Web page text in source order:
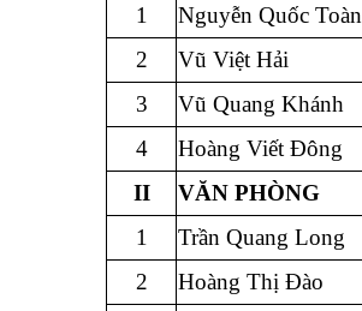
1
Nguyễn Quốc Toàn
2
Vũ Việt Hải
3
Vũ Quang Khánh
4
Hoàng Viết Đông
II
VĂN PHÒNG
1
Trần Quang Long
2
Hoàng Thị Đào